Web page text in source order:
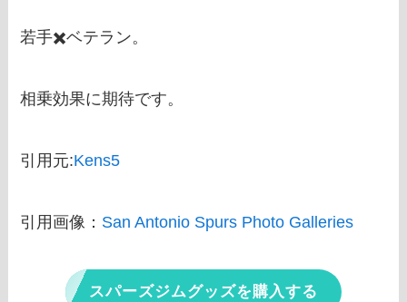
若手✖️ベテラン。
相乗効果に期待です。
引用元:Kens5
引用画像： San Antonio Spurs Photo Galleries
スパーズジムグッズを購入する